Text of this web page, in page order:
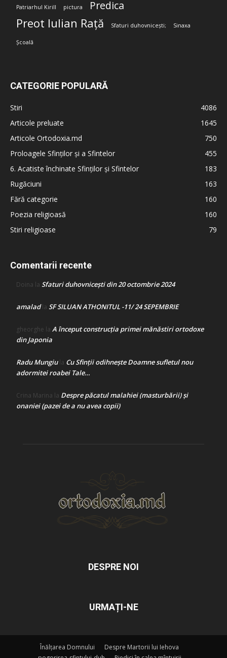
Patriarhul Kirill pictura Predica
Preot Iulian Rață Sfaturi duhovnicești; Sinaxa
Școală
CATEGORIE POPULARĂ
Stiri
4086
Articole preluate
1645
Articole Ortodoxia.md
750
Proloagele Sfinților și a Sfintelor
455
6. Acatiste închinate Sfinților și Sfintelor
183
Rugăciuni
163
Fără categorie
160
Poezia religioasă
160
Stiri religioase
79
Comentarii recente
Doina la Sfaturi duhovnicești din 20 octombrie 2024
amaladla SF SILUAN ATHONITUL -11/ 24 SEPEMBRIE
gheorghe la A început construcţia primei mănăstiri ortodoxe
din Japonia
Radu Mungiula Cu Sfinții odihnește Doamne sufletul nou
adormitei roabei Tale…
Crina Marina la Despre păcatul malahiei (masturbării) şi
onaniei (pazei de a nu avea copii)
DESPRE NOI
URMAȚI-NE
Înălțarea Domnului
Despre Martorii lui Iehova